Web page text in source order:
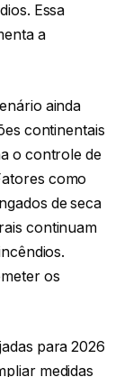
Essa
a
ainda
continentais
o controle de
como
de seca
continuam
os
para 2026
medidas